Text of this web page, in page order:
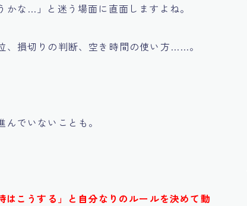
な…」と迷う場面に直面しますよね。
、損切りの判断、空き時間の使い方……。
でいないことも。
はこうする」と自分なりのルールを決めて動